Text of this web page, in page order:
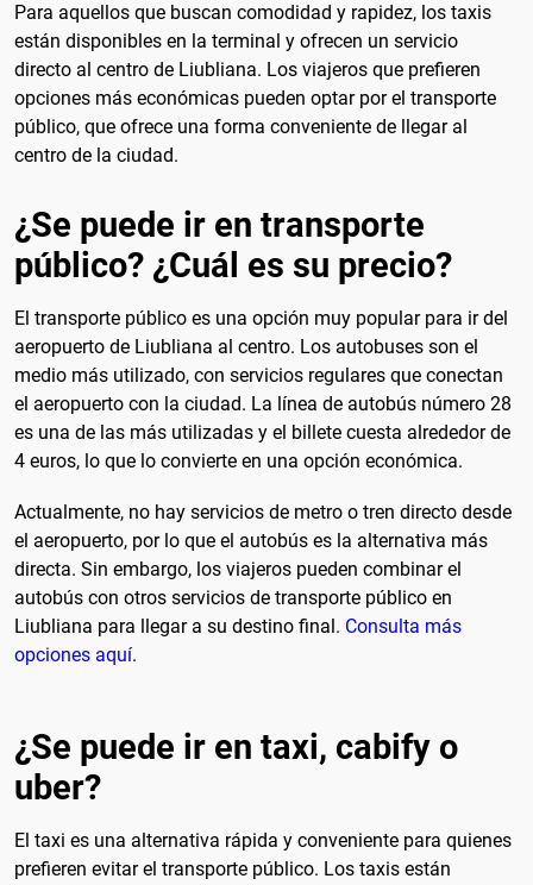
Para aquellos que buscan comodidad y rapidez, los taxis
están disponibles en la terminal y ofrecen un servicio
directo al centro de Liubliana. Los viajeros que prefieren
opciones más económicas pueden optar por el transporte
público, que ofrece una forma conveniente de llegar al
centro de la ciudad.
¿Se puede ir en transporte
público? ¿Cuál es su precio?
El transporte público es una opción muy popular para ir del
aeropuerto de Liubliana al centro. Los autobuses son el
medio más utilizado, con servicios regulares que conectan
el aeropuerto con la ciudad. La línea de autobús número 28
es una de las más utilizadas y el billete cuesta alrededor de
4 euros, lo que lo convierte en una opción económica.
Actualmente, no hay servicios de metro o tren directo desde
el aeropuerto, por lo que el autobús es la alternativa más
directa. Sin embargo, los viajeros pueden combinar el
autobús con otros servicios de transporte público en
Liubliana para llegar a su destino final. Consulta más
opciones aquí.
¿Se puede ir en taxi, cabify o
uber?
El taxi es una alternativa rápida y conveniente para quienes
prefieren evitar el transporte público. Los taxis están